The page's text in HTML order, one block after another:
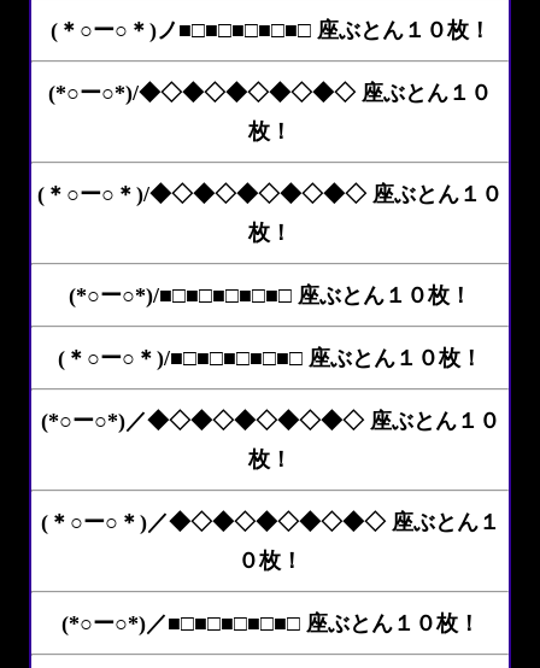
(＊○ー○＊)ノ■□■□■□■□■□ 座ぶとん１０枚！
(*○ー○*)/◆◇◆◇◆◇◆◇◆◇ 座ぶとん１０
枚！
(＊○ー○＊)/◆◇◆◇◆◇◆◇◆◇ 座ぶとん１０
枚！
(*○ー○*)/■□■□■□■□■□ 座ぶとん１０枚！
(＊○ー○＊)/■□■□■□■□■□ 座ぶとん１０枚！
(*○ー○*)／◆◇◆◇◆◇◆◇◆◇ 座ぶとん１０
枚！
(＊○ー○＊)／◆◇◆◇◆◇◆◇◆◇ 座ぶとん１
０枚！
(*○ー○*)／■□■□■□■□■□ 座ぶとん１０枚！